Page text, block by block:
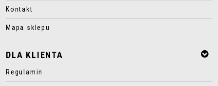
Kontakt
Mapa sklepu
DLA KLIENTA
Regulamin